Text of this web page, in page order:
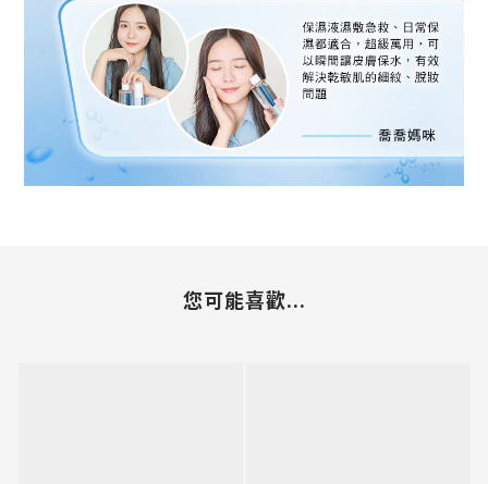
您可能喜歡...